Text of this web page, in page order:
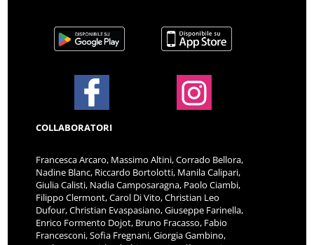
COLLABORATORI
Francesca Arcaro, Massimo Altini, Corrado Bellora,
Nadine Blanc, Riccardo Bortolotti, Manila Calipari,
Giulia Calisti, Nadia Camposaragna, Paolo Ciambi,
Filippo Clermont, Carol Di Vito, Christian Leo
Dufour, Christian Evaspasiano, Giuseppe Farinella,
Enrico Formento Dojot, Bruno Fracasso, Fabio
Francesconi, Sofia Fregnani, Giorgia Gambino,